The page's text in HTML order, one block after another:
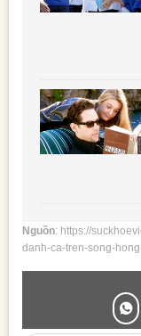
Nguồn: https://
danh-ca-tren-song-